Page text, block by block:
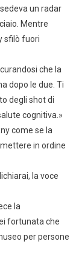
un radar
Mentre
sfilò fuori
che la
dopo le due. Ti
degli shot di
cognitiva.»
come se la
in ordine
la voce
la
fortunata che
per persone